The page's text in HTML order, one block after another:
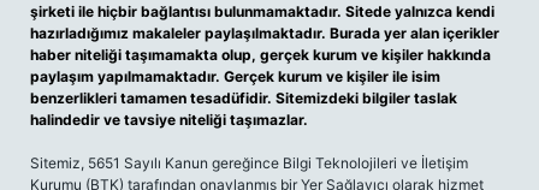
şirketi ile hiçbir bağlantısı bulunmamaktadır. Sitede yalnızca kendi
hazırladığımız makaleler paylaşılmaktadır. Burada yer alan içerikler
haber niteliği taşımamakta olup, gerçek kurum ve kişiler hakkında
paylaşım yapılmamaktadır. Gerçek kurum ve kişiler ile isim
benzerlikleri tamamen tesadüfidir. Sitemizdeki bilgiler taslak
halindedir ve tavsiye niteliği taşımazlar.
Sitemiz, 5651 Sayılı Kanun gereğince Bilgi Teknolojileri ve İletişim
Kurumu (BTK) tarafından onaylanmış bir Yer Sağlayıcı olarak hizmet